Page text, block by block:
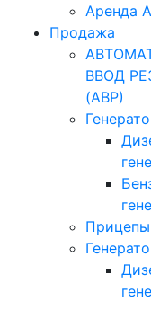
Аренда
Продажа
ВВОД
(АВР)
Прицепы